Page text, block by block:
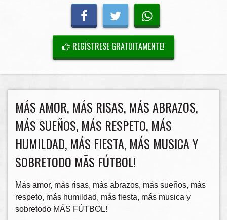
REGÍSTRESE GRATUITAMENTE!
MÁS AMOR, MÁS RISAS, MÁS ABRAZOS,
MÁS SUEÑOS, MÁS RESPETO, MÁS
HUMILDAD, MÁS FIESTA, MÁS MUSICA Y
SOBRETODO MÃS FÚTBOL!
Más amor, más risas, más abrazos, más sueños, más
respeto, más humildad, más fiesta, más musica y
sobretodo MÁS FÚTBOL!